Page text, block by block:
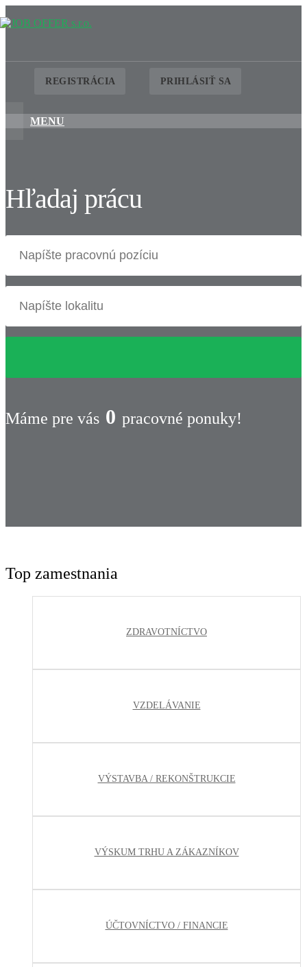
REGISTRÁCIA PRIHLÁSIŤ SA
MENU
Hľadaj prácu
Máme pre vás 0 pracovné ponuky!
Top zamestnania
ZDRAVOTNÍCTVO
VZDELÁVANIE
VÝSTAVBA / REKONŠTRUKCIE
VÝSKUM TRHU A ZÁKAZNÍKOV
ÚČTOVNÍCTVO / FINANCIE